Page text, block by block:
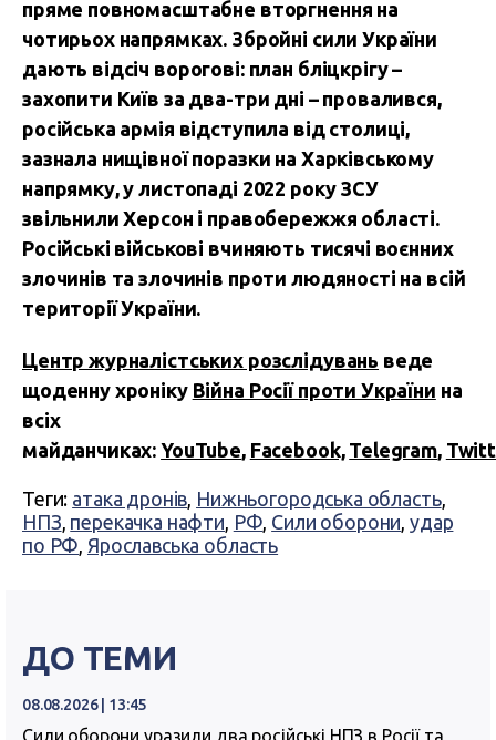
пряме повномасштабне вторгнення на
чотирьох напрямках. Збройні сили України
дають відсіч ворогові: план бліцкрігу –
захопити Київ за два-три дні – провалився,
російська армія відступила від столиці,
зазнала нищівної поразки на Харківському
напрямку, у листопаді 2022 року ЗСУ
звільнили Херсон і правобережжя області.
Російські військові вчиняють тисячі воєнних
злочинів та злочинів проти людяності на всій
території України.
Центр журналістських розслідувань веде
щоденну хроніку Війна Росії проти України на
всіх
майданчиках:YouTube, Facebook, Telegram,
Теги: атака дронів, Нижньогородська область,
НПЗ, перекачка нафти, РФ, Сили оборони,удар
по РФ, Ярославська область
ДО ТЕМИ
08.08.2026 | 13:45
Сили оборони уразили два російські НПЗ в Росії та